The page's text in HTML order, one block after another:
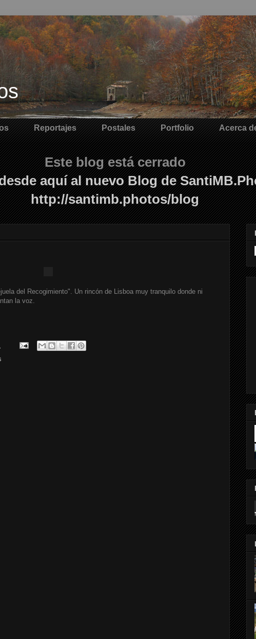
Reportajes Postales Portfolio Acerca
Este blog está cerrado
aquí al nuevo Blog de
http://santimb.photos/blog
del Recogimiento". Un rincón de Lisboa muy tranquilo donde ni
la voz.